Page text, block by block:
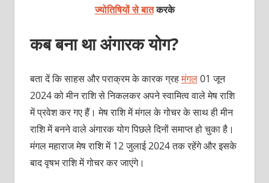
ज्योतिषियों से बातकरके
कब बना था अंगारक योग?
बता दें कि साहस और पराक्रम के कारक ग्रहमंगल01 जून
2024 को मीन राशि से निकलकर अपने स्वामित्व वाले मेष राशि
में प्रवेश कर गए हैं। मेष राशि में मंगल के गोचर के साथ ही मीन
राशि में बनने वाले अंगारक योग पिछले दिनों समाप्त हो चुका है।
मंगल महाराज मेष राशि में 12 जुलाई 2024 तक रहेंगे और इसके
बाद वृषभ राशि में गोचर कर जाएंगे।